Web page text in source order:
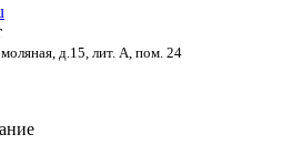
д.15, лит. А, пом. 24